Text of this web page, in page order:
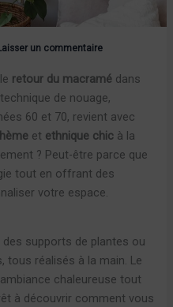
un commentaire
retour du macramé dans
de nouage,
60 et 70, revient avec
et ethnique chic à la
? Peut-être parce que
tout en offrant des
votre espace.
des supports de plantes ou
tous réalisés à la main. Le
chaleureuse tout
à découvrir comment vous